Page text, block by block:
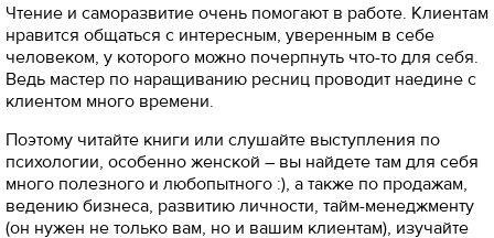
Чтение и саморазвитие очень помогают в работе. Клиентам
нравится общаться с интересным, уверенным в себе
человеком, у которого можно почерпнуть что-то для себя.
Ведь мастер по наращиванию ресниц проводит наедине с
клиентом много времени.
Поэтому читайте книги или слушайте выступления по
психологии, особенно женской – вы найдете там для себя
много полезного и любопытного :), а также по продажам,
ведению бизнеса, развитию личности, тайм-менеджменту
(он нужен не только вам, но и вашим клиентам), изучайте